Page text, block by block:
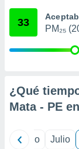
mediante
publicidad
33
PM₂₅
¿Qué
Mata - PE en
Junio Julio